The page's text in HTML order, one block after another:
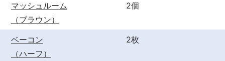
マッシュルーム
（ブラウン）
2個
ベーコン
（ハーフ）
2枚